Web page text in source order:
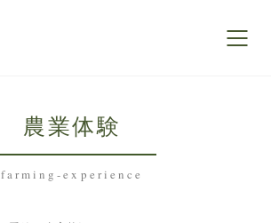
農業体験
farming-experience